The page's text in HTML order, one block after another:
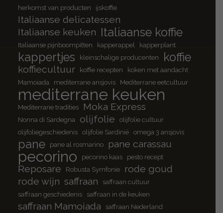
herkomst van producten
ijskoffie
Italiaanse delicatessen
Italiaanse keuken Italiaanse koffie
Italiaanse pijnboompitten kapperappel kapperplant
kappertjes kleinschalige producenten koffie
koffiecultuur koffie recepten
koken met aandacht
Mamoiada
mediterrane ansjovis Mediterrane eetcultuur
mediterrane keuken
Mediterrane tradities Moka Express
Nonna di Sardegna olijfolie
olijfolie cultuur
olijfoliegeschiedenis olijfolie Sardinië omega 3 ansjovis
pane pane al rosmarino pane carassau
pecorino pecorino kaas pesto recept
Reposare Robusta Symfonie
rode goud
rode wijn saffraan
saffraan cultuur
saffraan geschiedenis
saffraan in de keuken
saffraan Mamoiada
saffraan Nederland